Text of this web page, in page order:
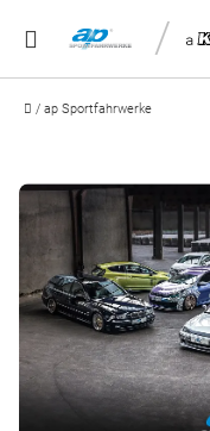
/
/ ap Sportfahrwerke